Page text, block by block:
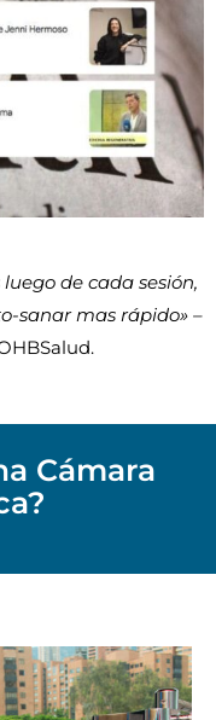
de cada sesión,
sanar mas rápido» –
Cámara